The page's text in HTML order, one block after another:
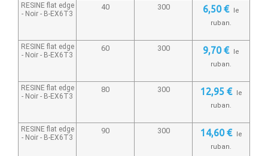
RESINE flat edge
- Noir - B-EX6T3
40 300 6,50 € le
ruban.
RESINE flat edge
- Noir - B-EX6T3
60 300 9,70 € le
ruban.
RESINE flat edge
- Noir - B-EX6T3
80 300 12,95 € le
ruban.
RESINE flat edge
- Noir - B-EX6T3
90 300 14,60 € le
ruban.